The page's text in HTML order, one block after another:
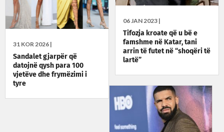
31 KOR 2026 |
Sandalet gjarpër që
datojnë qysh para 100
vjetëve dhe frymëzimi i
tyre
06 JAN 2023 |
Tifozja kroate që u bë e
famshme në Katar, tani
arrin të futet në “shoqëri të
lartë”